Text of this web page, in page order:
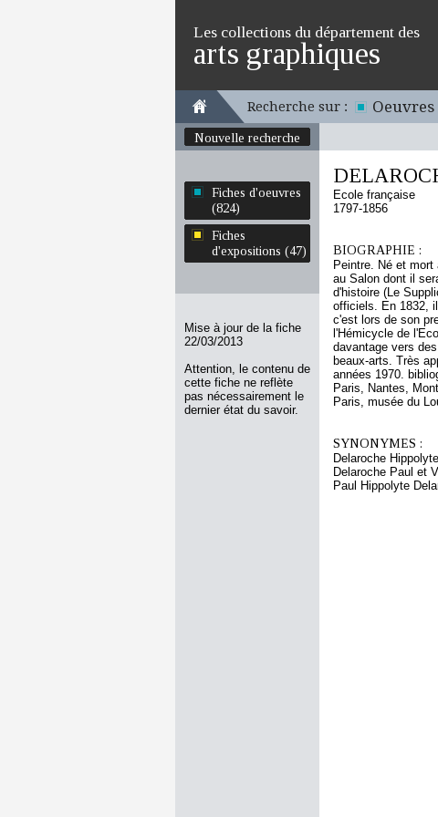
Les collections du département des
arts graphiques
Recherche sur : Oeuvres
Nouvelle recherche
Fiches d'oeuvres
(824)
Fiches
d'expositions (47)
Mise à jour de la fiche
22/03/2013
Attention, le contenu de
cette fiche ne reflète
pas nécessairement le
dernier état du savoir.
Ecole française
1797-1856
BIOGRAPHIE :
Peintre. Né et
au Salon dont il
d'histoire (Le
officiels. En 1832,
c'est lors de son
l'Hémicycle de
davantage vers
beaux-arts. Très
années 1970.
Paris, Nantes,
Paris, musée du
SYNONYMES :
Delaroche Hippolyte
Delaroche Paul et
Paul Hippolyte